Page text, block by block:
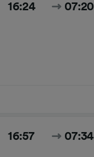
16:24 07:20
16:57 07:34